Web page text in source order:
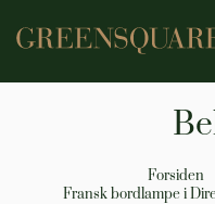
Forsiden
Fransk bordlampe i